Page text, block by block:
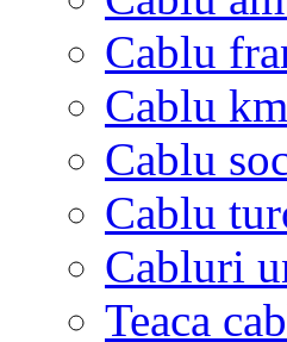
Cablu
Cablu km
Cablu
Cablu
Cabluri
Teaca